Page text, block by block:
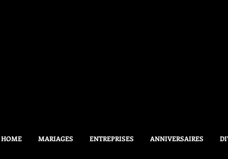
HOME MARIAGES ENTREPRISES ANNIVERSAIRES